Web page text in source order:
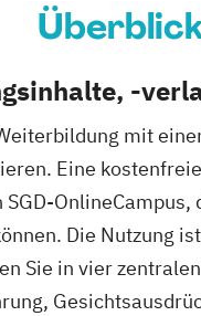
-
mit
Eine
Die Nutzung
Sie in vier